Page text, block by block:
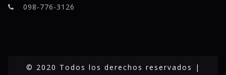
098-776-3126
© 2020 Todos los derechos reservados |